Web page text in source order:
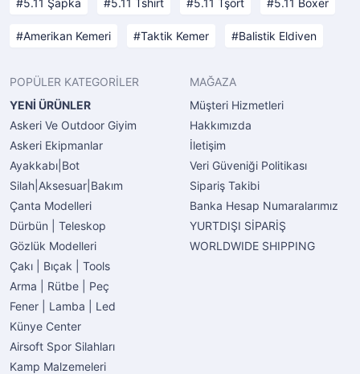
5.11 Şapka 5.11 Tshirt 5.11 Tşört 5.11 Boxer
Amerikan Kemeri Taktik Kemer Balistik Eldiven
POPÜLER KATEGORİLER
YENİ ÜRÜNLER
Askeri Ve Outdoor Giyim
Askeri Ekipmanlar
Ayakkabı|Bot
Silah|Aksesuar|Bakım
Çanta Modelleri
Dürbün | Teleskop
Gözlük Modelleri
Çakı | Bıçak | Tools
Arma | Rütbe | Peç
Fener | Lamba | Led
Künye Center
Airsoft Spor Silahları
Kamp Malzemeleri
MAĞAZA
Müşteri Hizmetleri
Hakkımızda
İletişim
Veri Güveniği Politikası
Sipariş Takibi
Banka Hesap Numaralarımız
YURTDIŞI SİPARİŞ
WORLDWIDE SHIPPING